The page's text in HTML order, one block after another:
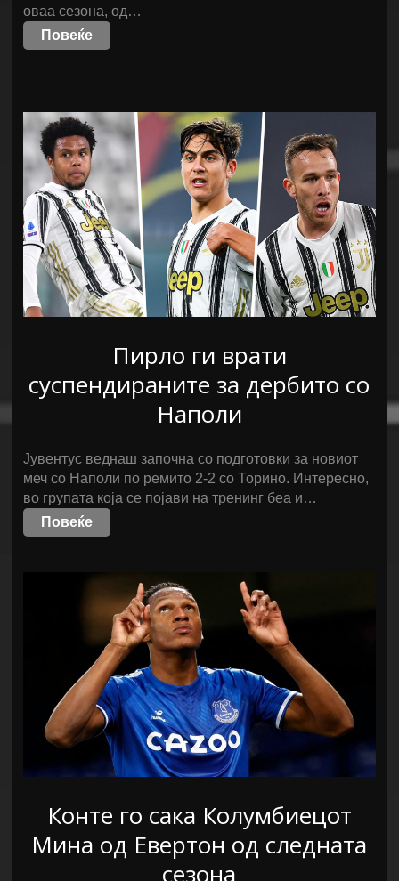
оваа сезона, од…
Повеќе
Пирло ги врати
суспендираните за дербито со
Наполи
Јувентус веднаш започна со подготовки за новиот
меч со Наполи по ремито 2-2 со Торино. Интересно,
во групата која се појави на тренинг беа и…
Повеќе
Конте го сака Колумбиецот
Мина од Евертон од следната
сезона